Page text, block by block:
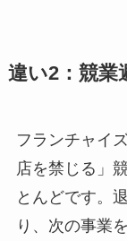
違い2：競業
フランチャイ
店を禁じる」
とんどです。
り、次の事業